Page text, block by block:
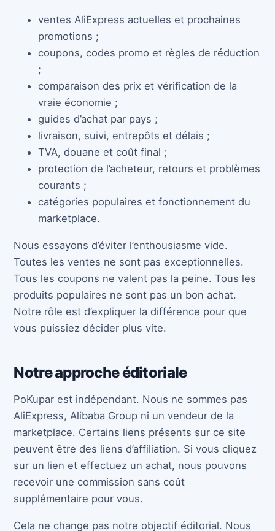
ventes AliExpress actuelles et prochaines
promotions ;
coupons, codes promo et règles de réduction
;
comparaison des prix et vérification de la
vraie économie ;
guides d’achat par pays ;
livraison, suivi, entrepôts et délais ;
TVA, douane et coût final ;
protection de l’acheteur, retours et problèmes
courants ;
catégories populaires et fonctionnement du
marketplace.
Nous essayons d’éviter l’enthousiasme vide.
Toutes les ventes ne sont pas exceptionnelles.
Tous les coupons ne valent pas la peine. Tous les
produits populaires ne sont pas un bon achat.
Notre rôle est d’expliquer la différence pour que
vous puissiez décider plus vite.
Notre approche éditoriale
PoKupar est indépendant. Nous ne sommes pas
AliExpress, Alibaba Group ni un vendeur de la
marketplace. Certains liens présents sur ce site
peuvent être des liens d’affiliation. Si vous cliquez
sur un lien et effectuez un achat, nous pouvons
recevoir une commission sans coût
supplémentaire pour vous.
Cela ne change pas notre objectif éditorial. Nous